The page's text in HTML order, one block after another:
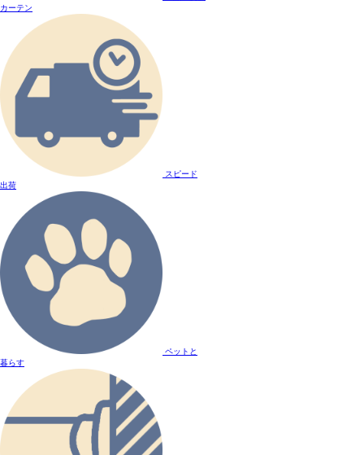
カーテン
スピード
出荷
ペットと
暮らす